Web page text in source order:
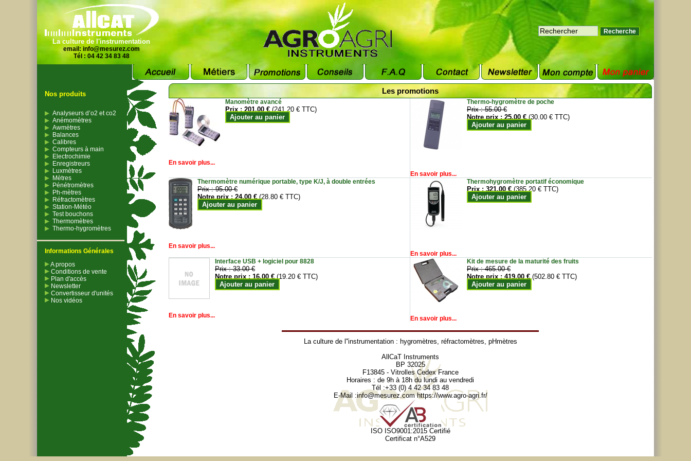
La culture de l'instrumentation
email: info@mesurez.com
Tél : 04 42 34 83 48
Nos produits
Analyseurs d’o2 et co2
Anémomètres
Awmètres
Balances
Calibres
Compteurs à main
Electrochimie
Enregistreurs
Luxmètres
Mètres
Pénétromètres
Ph-mètres
Réfractomètres
Station-Météo
Test bouchons
Thermomètres
Thermo-hygromètres
Informations Générales
A propos
Conditions de vente
Plan d'accès
Newsletter
Convertisseur d'unités
Nos vidéos
Les promotions
Manomètre avancé
Prix :201.00 € (241.20 € TTC)
Ajouter au panier
En savoir plus...
Thermo-hygromètre de poche
Prix :55.00 €
Notre prix :25.00 € (30.00 € TTC)
Ajouter au panier
En savoir plus...
Thermomètre numérique portable, type K/J, à double entrées
Prix :95.00 €
Notre prix :24.00 € (28.80 € TTC)
Ajouter au panier
En savoir plus...
Thermohygromètre portatif économique
Prix :321.00 € (385.20 € TTC)
Ajouter au panier
En savoir plus...
Interface USB + logiciel pour 8828
Prix :33.00 €
Notre prix :16.00 € (19.20 € TTC)
Ajouter au panier
En savoir plus...
Kit de mesure de la maturité des fruits
Prix :465.00 €
Notre prix :419.00 € (502.80 € TTC)
Ajouter au panier
En savoir plus...
La culture de l''instrumentation : hygromètres, réfractomètres, pHmètres
AllCaT Instruments
BP 32025
F13845 - Vitrolles Cedex France
Horaires : de 9h à 18h du lundi au vendredi
Tél :+33 (0) 4 42 34 83 48
E-Mail :info@mesurez.com https://www.agro-agri.fr/
ISO ISO9001:2015 Certifié
Certificat n°A529